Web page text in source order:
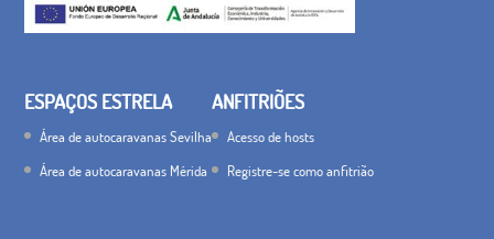
ESPAÇOS ESTRELA
Área de autocaravanas Sevilha
Área de autocaravanas Mérida
ANFITRIÕES
Acesso de hosts
Registre-se como anfitrião